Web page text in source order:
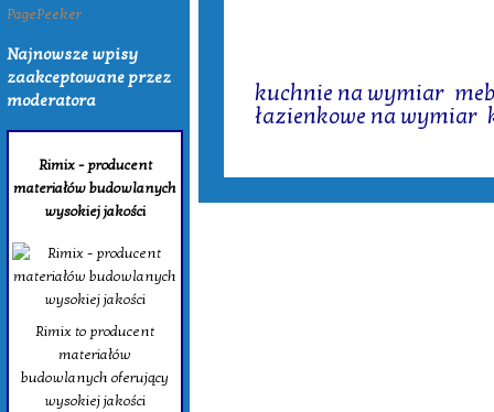
PagePeeker
Najnowsze wpisy
zaakceptowane przez
moderatora
Rimix - producent
materiałów budowlanych
wysokiej jakości
Rimix to producent
materiałów
budowlanych oferujący
wysokiej jakości
kuchnie na wymiar
łazienkowe na wymiar